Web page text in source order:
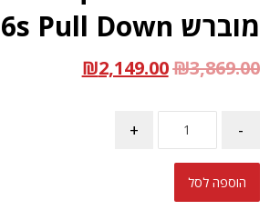
מוברש F16s Pull Down
₪3,869.00
₪2,149.00
-
+
הוספה לסל